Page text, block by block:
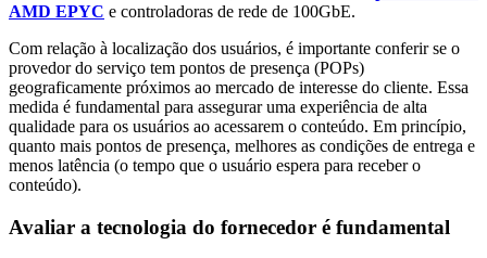
AMD EPYC e controladoras de rede de 100GbE.
Com relação à localização dos usuários, é importante conferir se o
provedor do serviço tem pontos de presença (POPs)
geograficamente próximos ao mercado de interesse do cliente. Essa
medida é fundamental para assegurar uma experiência de alta
qualidade para os usuários ao acessarem o conteúdo. Em princípio,
quanto mais pontos de presença, melhores as condições de entrega e
menos latência (o tempo que o usuário espera para receber o
conteúdo).
Avaliar a tecnologia do fornecedor é fundamental